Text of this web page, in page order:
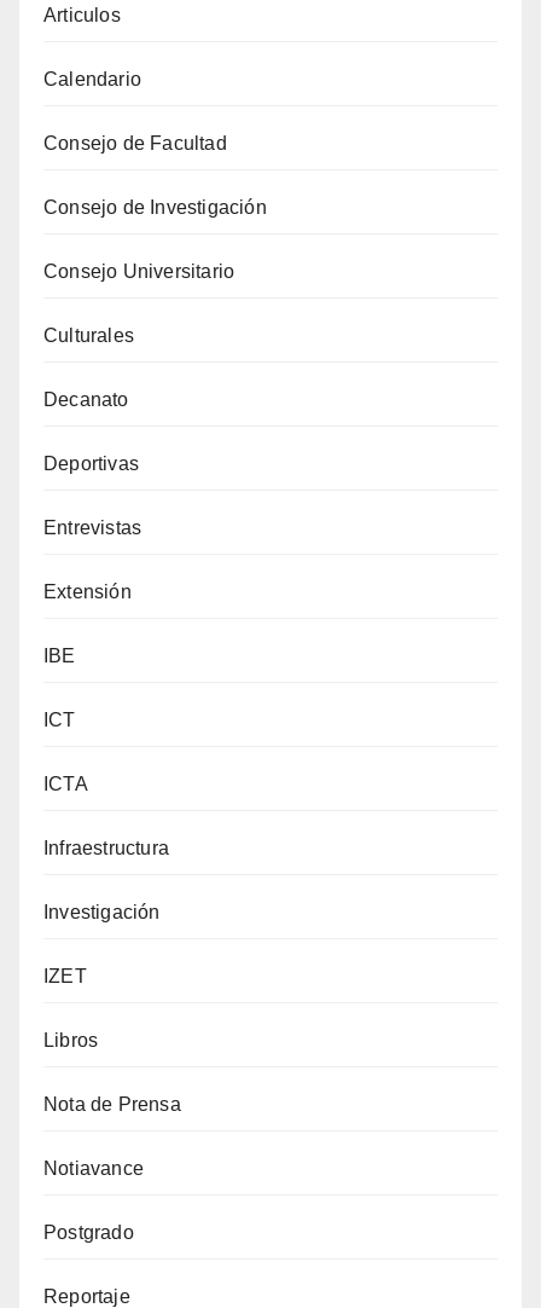
Articulos
Calendario
Consejo de Facultad
Consejo de Investigación
Consejo Universitario
Culturales
Decanato
Deportivas
Entrevistas
Extensión
IBE
ICT
ICTA
Infraestructura
Investigación
IZET
Libros
Nota de Prensa
Notiavance
Postgrado
Reportaje